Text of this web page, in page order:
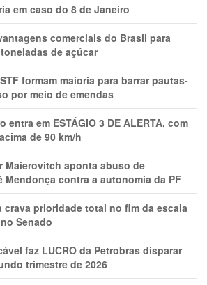
em caso do 8 de Janeiro
comerciais do Brasil para
de açúcar
formam maioria para barrar pautas-
por meio de emendas
entra em ESTÁGIO 3 DE ALERTA, com
de 90 km/h
Maierovitch aponta abuso de
Mendonça contra a autonomia da PF
crava prioridade total no fim da escala
Senado
faz LUCRO da Petrobras disparar
trimestre de 2026